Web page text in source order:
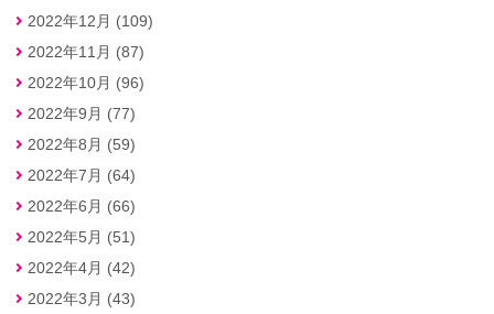
2022年12月 (109)
2022年11月 (87)
2022年10月 (96)
2022年9月 (77)
2022年8月 (59)
2022年7月 (64)
2022年6月 (66)
2022年5月 (51)
2022年4月 (42)
2022年3月 (43)